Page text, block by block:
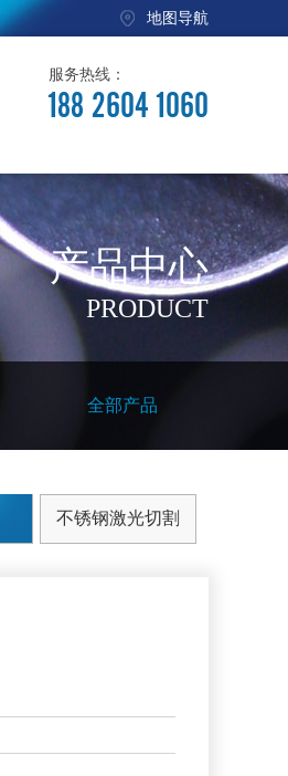
地图导航
服务热线：
188 2604 1060
产品中心
PRODUCT
全部产品
不锈钢激光切割